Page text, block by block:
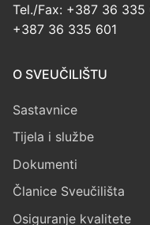
Tel./Fax: +387 36 335
+387 36 335 601
O SVEUČILIŠTU
Sastavnice
Tijela i službe
Dokumenti
Članice Sveučilišta
Osiguranje kvalitete